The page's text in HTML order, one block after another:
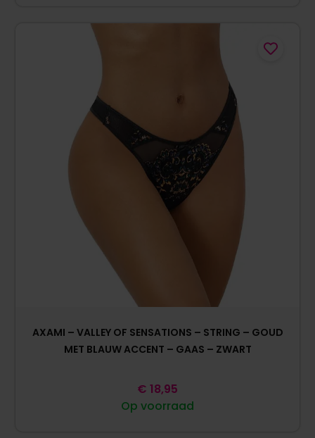
AXAMI – VALLEY OF SENSATIONS – STRING – GOUD
MET BLAUW ACCENT – GAAS – ZWART
Op voorraad
€ 18,95